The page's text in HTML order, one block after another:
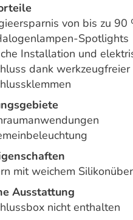
von bis zu 90
Spotlights
Installation und
dank werkzeugfreier
mit weichem
Ausstattung
nicht enthalten